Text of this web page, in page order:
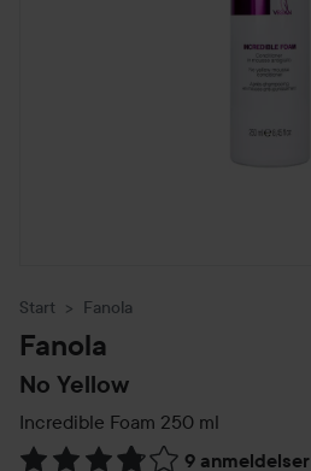
Start Fanola
Fanola
No Yellow
Incredible Foam 250 ml
9 anmeldelser